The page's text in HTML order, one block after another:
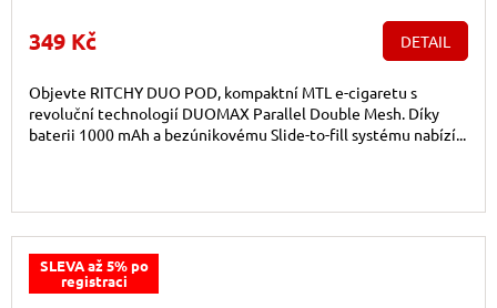
349 Kč DETAIL
Objevte RITCHY DUO POD, kompaktní MTL e-cigaretu s
revoluční technologií DUOMAX Parallel Double Mesh. Díky
baterii 1000 mAh a bezúnikovému Slide-to-fill systému nabízí...
SLEVA až 5% po
registraci